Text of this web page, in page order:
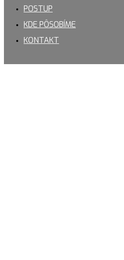
POSTUP
KDE PÔSOBÍME
KONTAKT